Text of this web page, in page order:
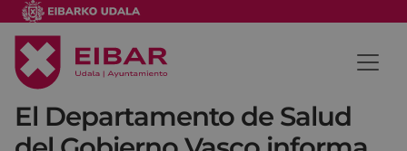
El Departamento de Salud